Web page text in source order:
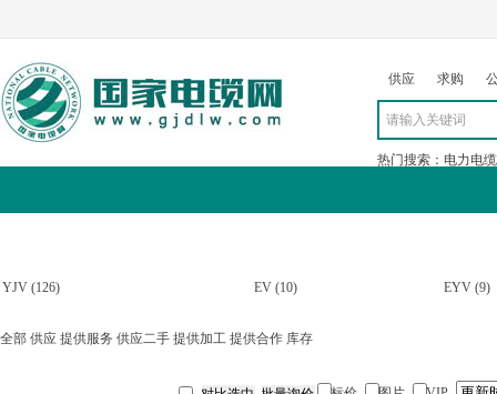
供应 求购
热门搜索： 电力电缆
YJV (126) EV (10) EYV (9)
全部 供应 提供服务 供应二手 提供加工 提供合作 库存